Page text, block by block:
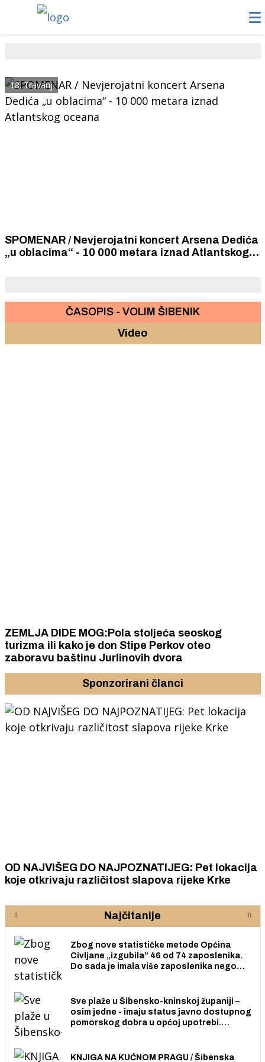
18. Travanj
SPOMENAR / Nevjerojatni koncert Arsena Dedića
„u oblacima“ - 10 000 metara iznad Atlantskog
ČASOPIS - VOLIM ŠIBENIK
Video
ZEMLJA DIDE MOG:Pola stoljeća seoskog
turizma ili kako je don Stipe Perkov oteo
zaboravu baštinu Jurlinovih dvora
Sponzorirani članci
OD NAJVIŠEG DO NAJPOZNATIJEG: Pet lokacija
koje otkrivaju različitost slapova rijeke Krke
Najčitanije
Zbog nove statističke metode Općina
Civljane „izgubila” 46 od 74 zaposlenika.
Do sada je imala više zaposlenika nego
Sve plaže u Šibensko-kninskoj županiji –
osim jedne - imaju status javno dostupnog
pomorskog dobra u općoj upotrebi.
KNJIGA NA KUĆNOM PRAGU / Šibenska